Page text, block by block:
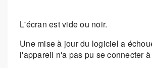
L'écran est vide ou noir.
Une mise à jour du logiciel a
l'appareil n'a pas pu se connecter à